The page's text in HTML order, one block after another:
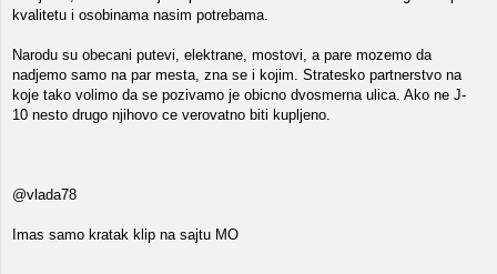
kvalitetu i osobinama nasim potrebama.
Narodu su obecani putevi, elektrane, mostovi, a pare mozemo da
nadjemo samo na par mesta, zna se i kojim. Stratesko partnerstvo na
koje tako volimo da se pozivamo je obicno dvosmerna ulica. Ako ne J-
10 nesto drugo njihovo ce verovatno biti kupljeno.
@vlada78
Imas samo kratak klip na sajtu MO